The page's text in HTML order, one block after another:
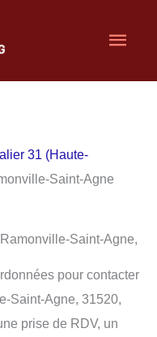
31 (Haute-
Saint-Agne
Saint-Agne,
pour contacter
Saint-Agne, 31520,
prise de RDV, un